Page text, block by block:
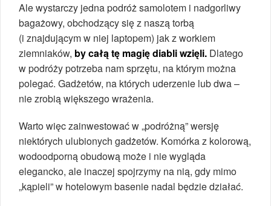
Ale wystarczy jedna podróż samolotem i nadgorliwy
bagażowy, obchodzący się z naszą torbą
(i znajdującym w niej laptopem) jak z workiem
ziemniaków, by całą tę magię diabli wzięli. Dlatego
w podróży potrzeba nam sprzętu, na którym można
polegać. Gadżetów, na których uderzenie lub dwa –
nie zrobią większego wrażenia.
Warto więc zainwestować w „podróżną” wersję
niektórych ulubionych gadżetów. Komórka z kolorową,
wodoodporną obudową może i nie wygląda
elegancko, ale inaczej spojrzymy na nią, gdy mimo
„kąpieli” w hotelowym basenie nadal będzie działać.